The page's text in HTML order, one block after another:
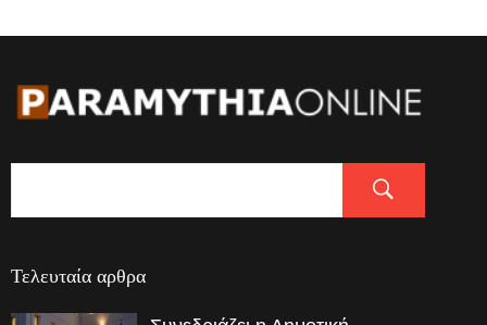
Τελευταία αρθρα